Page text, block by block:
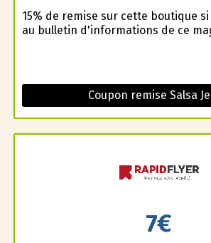
15% de remise sur cette boutique
au bulletin d'informations de ce
Coupon remise Salsa
7€